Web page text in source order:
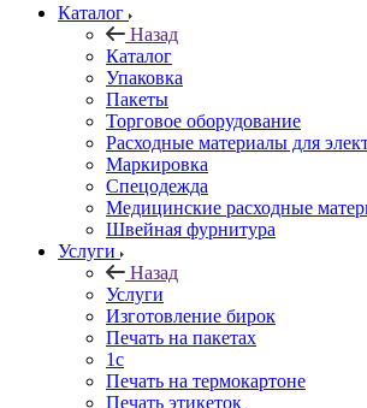
Каталог
Назад
Каталог
Упаковка
Пакеты
Торговое оборудование
Расходные материалы для
Маркировка
Спецодежда
Медицинские расходные
Швейная фурнитура
Услуги
Назад
Услуги
Изготовление бирок
Печать на пакетах
1c
Печать на термокартоне
Печать этикеток